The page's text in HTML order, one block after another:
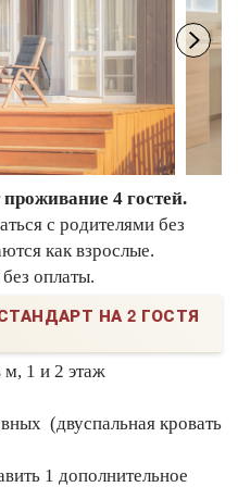
4 гостей.
с родителями без
как взрослые.
оплаты.
НА 2 ГОСТЯ
1 и 2 этаж
(двуспальная кровать
1 дополнительное